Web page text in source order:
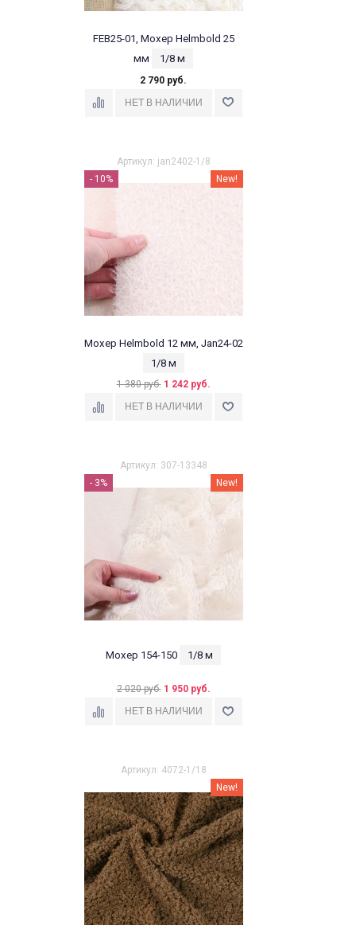
FEB25-01, Мохер Helmbold 25
мм
1/8 м
2 790 руб.
Артикул: jan2402-1/8
- 10%
New!
Мохер Helmbold 12 мм, Jan24-02
1/8 м
1 380 руб. 1 242 руб.
Артикул: 307-13348
- 3%
New!
Мохер 154-150 1/8 м
2 020 руб. 1 950 руб.
Артикул: 4072-1/18
New!